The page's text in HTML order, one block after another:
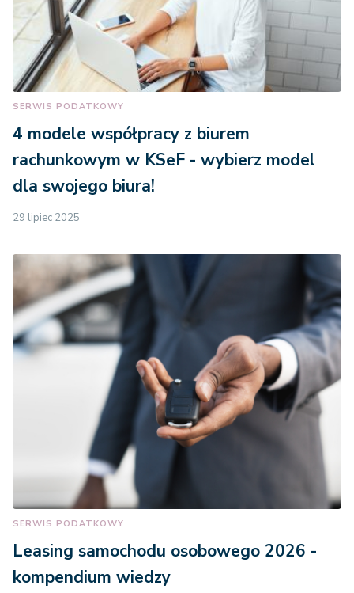
SERWIS PODATKOWY
4 modele współpracy z biurem
rachunkowym w KSeF - wybierz model
dla swojego biura!
29 lipiec 2025
SERWIS PODATKOWY
Leasing samochodu osobowego 2026 -
kompendium wiedzy